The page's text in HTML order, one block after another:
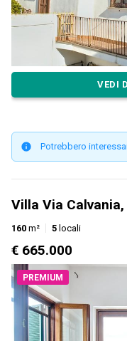
VEDI
Potrebbero
Villa Via
160 m² 5 locali
€ 665.000
PREMIUM